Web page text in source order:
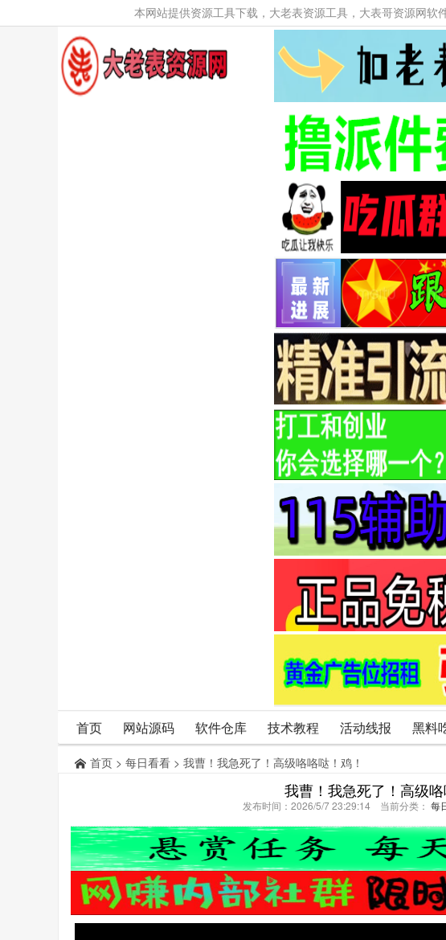
首页 网站源码 软件仓库 技术教程 活动线报 黑料
首页 > 每日看看 > 我曹！我急死了！高级咯咯哒！鸡！
我曹！我急死了！高级咯
发布时间：2026/5/7 23:29:14 当前分类： 每